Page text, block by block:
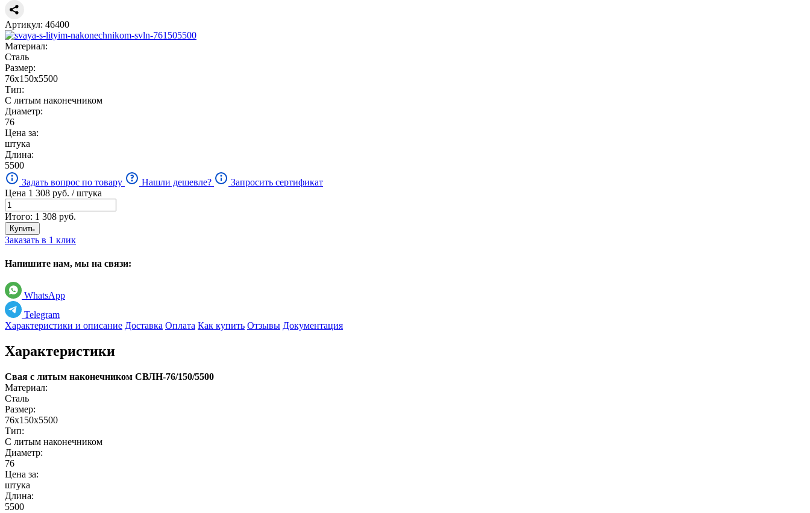
Артикул: 46400
Материал:
Сталь
Размер:
76х150х5500
Тип:
С литым наконечником
Диаметр:
76
Цена за:
штука
Длина:
5500
Задать вопрос по товару
Нашли дешевле?
Запросить сертификат
Цена 1 308 руб. / штука
Итого: 1 308 руб.
Купить
Заказать в 1 клик
Напишите нам, мы на связи:
WhatsApp
Telegram
Характеристики и описание Доставка Оплата Как купить Отзывы Документация
Характеристики
Свая с литым наконечником СВЛН-76/150/5500
Материал:
Сталь
Размер:
76х150х5500
Тип:
С литым наконечником
Диаметр:
76
Цена за:
штука
Длина:
5500